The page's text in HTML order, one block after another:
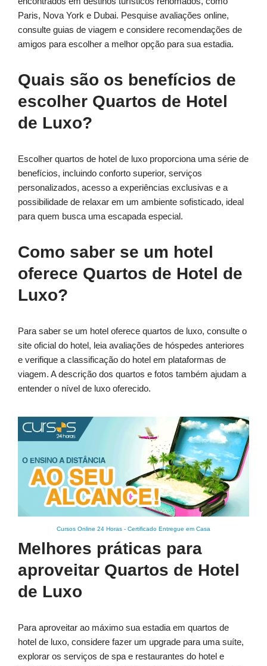
Paris, Nova York e Dubai. Pesquise avaliações online,
consulte guias de viagem e considere recomendações de
amigos para escolher a melhor opção para sua estadia.
Quais são os benefícios de
escolher Quartos de Hotel
de Luxo?
Escolher quartos de hotel de luxo proporciona uma série de
benefícios, incluindo conforto superior, serviços
personalizados, acesso a experiências exclusivas e a
possibilidade de relaxar em um ambiente sofisticado, ideal
para quem busca uma escapada especial.
Como saber se um hotel
oferece Quartos de Hotel de
Luxo?
Para saber se um hotel oferece quartos de luxo, consulte o
site oficial do hotel, leia avaliações de hóspedes anteriores
e verifique a classificação do hotel em plataformas de
viagem. A descrição dos quartos e fotos também ajudam a
entender o nível de luxo oferecido.
Cursos Online 24 Horas - Certificado Entregue em Casa
Melhores práticas para
aproveitar Quartos de Hotel
de Luxo
Para aproveitar ao máximo sua estadia em quartos de
hotel de luxo, considere fazer um upgrade para uma suíte,
explorar os serviços de spa e restaurantes do hotel e